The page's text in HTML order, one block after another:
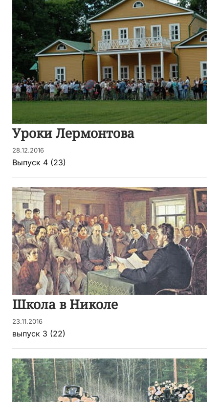
Уроки Лермонтова
28.12.2016
Выпуск 4 (23)
Школа в Николе
23.11.2016
выпуск 3 (22)